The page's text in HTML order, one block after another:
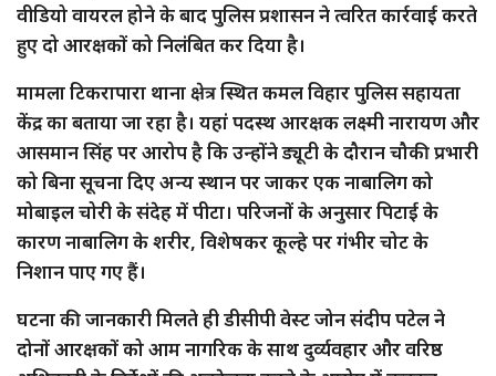
वीडियो वायरल होने के बाद पुलिस प्रशासन ने त्वरित कार्रवाई करते
हुए दो आरक्षकों को निलंबित कर दिया है।
मामला टिकरापारा थाना क्षेत्र स्थित कमल विहार पुलिस सहायता
केंद्र का बताया जा रहा है। यहां पदस्थ आरक्षक लक्ष्मी नारायण और
आसमान सिंह पर आरोप है कि उन्होंने ड्यूटी के दौरान चौकी प्रभारी
को बिना सूचना दिए अन्य स्थान पर जाकर एक नाबालिग को
मोबाइल चोरी के संदेह में पीटा। परिजनों के अनुसार पिटाई के
कारण नाबालिग के शरीर, विशेषकर कूल्हे पर गंभीर चोट के
निशान पाए गए हैं।
घटना की जानकारी मिलते ही डीसीपी वेस्ट जोन संदीप पटेल ने
दोनों आरक्षकों को आम नागरिक के साथ दुर्व्यवहार और वरिष्ठ